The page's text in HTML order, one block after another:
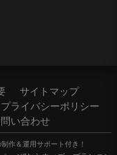
サイトマップ
プライバシーポリシー
い合わせ
作＆運用サポート付き！